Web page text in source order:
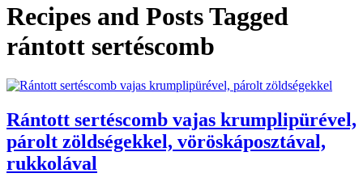
Recipes and Posts Tagged
rántott sertéscomb
Rántott sertéscomb vajas krumplipürével,
párolt zöldségekkel, vöröskáposztával,
rukkolával